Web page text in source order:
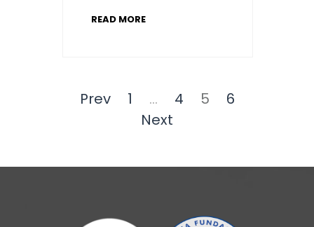
READ MORE
Prev Page
1 … Page
4 Page
5 Page
6
Next